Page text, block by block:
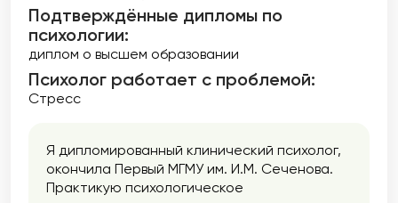
Подтверждённые дипломы по
психологии:
диплом о высшем образовании
Психолог работает с проблемой:
Стресс
Я дипломированный клинический психолог,
окончила Первый МГМУ им. И.М. Сеченова.
Практикую психологическое